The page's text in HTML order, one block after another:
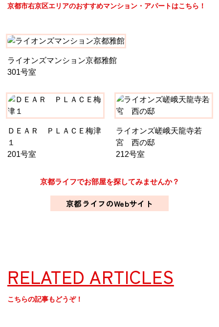
京都市右京区エリアのおすすめマンション・アパートはこちら！
ライオンズマンション京都雅館
301号室
ＤＥＡＲ ＰＬＡＣＥ梅津
１
201号室
ライオンズ嵯峨天龍寺若
宮 西の邸
212号室
京都ライフでお部屋を探してみませんか？
京都ライフのWebサイト
RELATED ARTICLES
こちらの記事もどうぞ！